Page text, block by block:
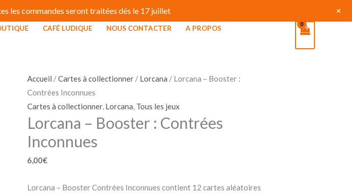
CAFÉ LUDIQUE NOUS CONTACTER
A PROPOS
Accueil /Cartes à collectionner / Lorcana / Lorcana – Booster :
Contrées Inconnues
Cartes à collectionner, Lorcana, Tous les jeux
Lorcana – Booster : Contrées
Inconnues
6,00€
Lorcana – Booster Contrées Inconnues contient 12 cartes aléatoires
-
Booster
:
Contrées
Inconnues
les commandes seront traitées dés le 17 juillet +